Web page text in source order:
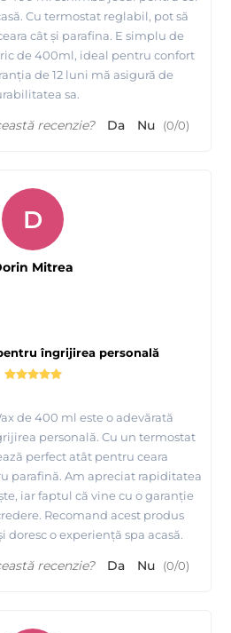
Cu termostat reglabil, pot să
cât și parafina. E simplu de
de 400ml, ideal pentru confort
de 12 luni mă asigură de
sa.
recenzie? Da Nu (0/0)
îngrijirea personală
de 400 ml este o adevărată
personală. Cu un termostat
perfect atât pentru ceara
parafină. Am apreciat rapiditatea
iar faptul că vine cu o garanție
Recomand acest produs
doresc o experiență spa acasă.
D
Mitrea
recenzie? Da Nu (0/0)